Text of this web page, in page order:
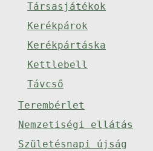
Társasjátékok
Kerékpárok
Kerékpártáska
Kettlebell
Távcső
Terembérlet
Nemzetiségi ellátás
Születésnapi újság